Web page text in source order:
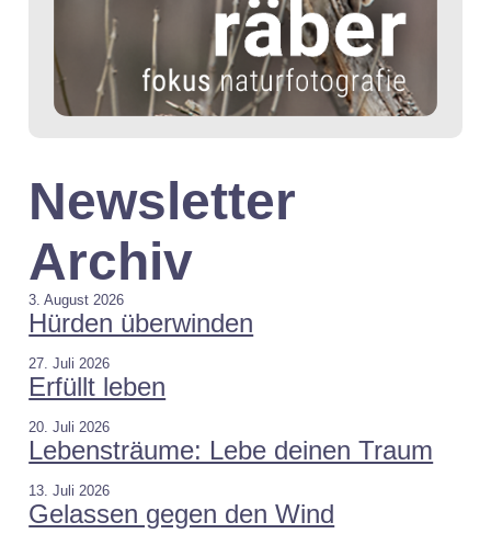
Newsletter
Archiv
3. August 2026
Hürden überwinden
27. Juli 2026
Erfüllt leben
20. Juli 2026
Lebensträume: Lebe deinen Traum
13. Juli 2026
Gelassen gegen den Wind